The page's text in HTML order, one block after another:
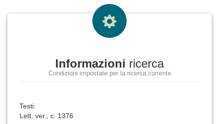
Informazioni ricerca
Condizioni impostate per la ricerca corrente
Testi:
Lett. ver., c. 1376